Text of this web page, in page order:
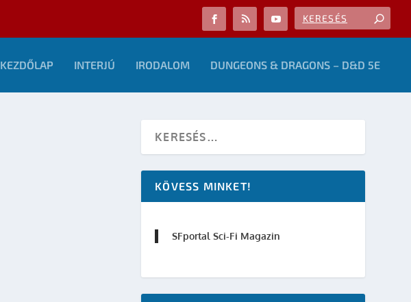
KEZDŐLAP INTERJÚ IRODALOM DUNGEONS & DRAGONS – D&D 5E
KÖVESS MINKET!
SFportal Sci-Fi Magazin